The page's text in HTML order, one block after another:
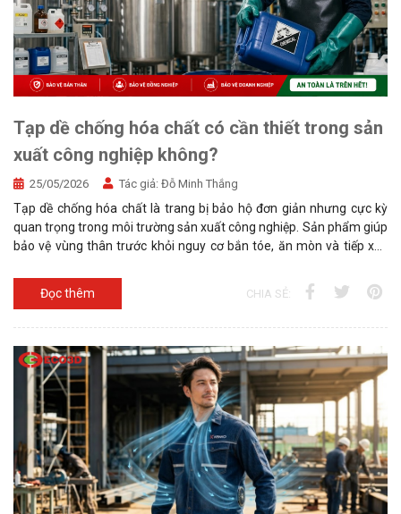
Tạp dề chống hóa chất có cần thiết trong sản
xuất công nghiệp không?
25/05/2026 Tác giả: Đỗ Minh Thắng
Tạp dề chống hóa chất là trang bị bảo hộ đơn giản nhưng cực kỳ
quan trọng trong môi trường sản xuất công nghiệp. Sản phẩm giúp
bảo vệ vùng thân trước khỏi nguy cơ bắn tóe, ăn mòn và tiếp xúc
Đọc thêm
CHIA SẺ: